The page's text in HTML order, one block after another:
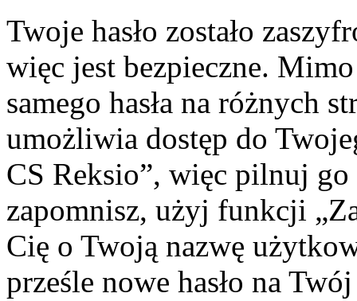
Twoje hasło zostało
więc jest bezpieczne.
samego hasła na różnych
umożliwia dostęp do
CS Reksio”, więc pilnuj
zapomnisz, użyj funkcji
Cię o Twoją nazwę
prześle nowe hasło na